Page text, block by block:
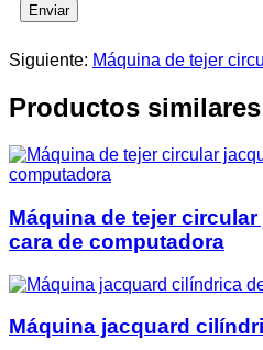
Enviar
Siguiente: Máquina de tejer
Productos similares
Máquina de tejer
cara de computadora
Máquina jacquard